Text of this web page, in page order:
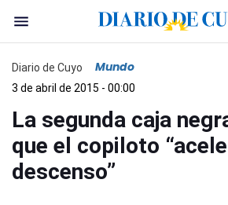
Diario de Cuyo Mundo
3 de abril de 2015 - 00:00
La segunda caja
que el copiloto
descenso”